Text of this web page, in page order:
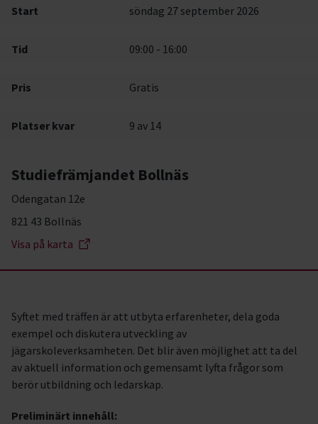
Start söndag 27 september 2026
Tid 09:00 - 16:00
Pris Gratis
Platser kvar 9 av 14
Studiefrämjandet Bollnäs
Odengatan 12e
821 43 Bollnäs
Visa på karta
Syftet med träffen är att utbyta erfarenheter, dela goda
exempel och diskutera utveckling av
jägarskoleverksamheten. Det blir även möjlighet att ta del
av aktuell information och gemensamt lyfta frågor som
berör utbildning och ledarskap.
Preliminärt innehåll: